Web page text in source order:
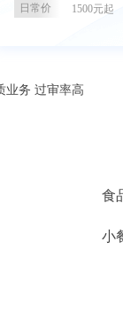
日常价 1500元起
业务 过审率高
食
小